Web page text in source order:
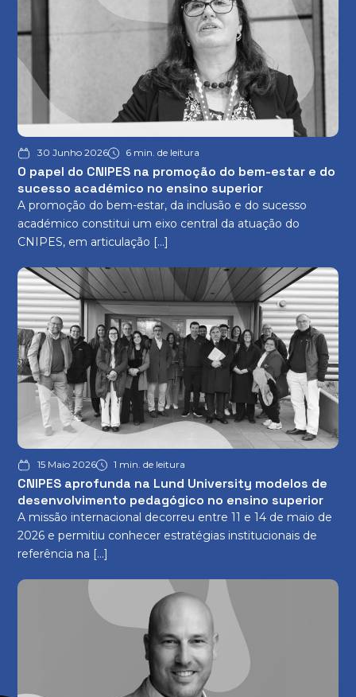
30 Junho 2026 6 min. de leitura
O papel do CNIPES na promoção do bem-estar e do
sucesso académico no ensino superior
A promoção do bem-estar, da inclusão e do sucesso
académico constitui um eixo central da atuação do
CNIPES, em articulação […]
15 Maio 2026 1 min. de leitura
CNIPES aprofunda na Lund University modelos de
desenvolvimento pedagógico no ensino superior
A missão internacional decorreu entre 11 e 14 de maio de
2026 e permitiu conhecer estratégias institucionais de
referência na […]